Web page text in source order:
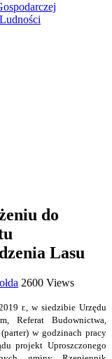
do
Lasu
2600 Views
r., w siedzibie Urzędu
Referat Budownictwa,
w godzinach pracy
projekt Uproszczonego